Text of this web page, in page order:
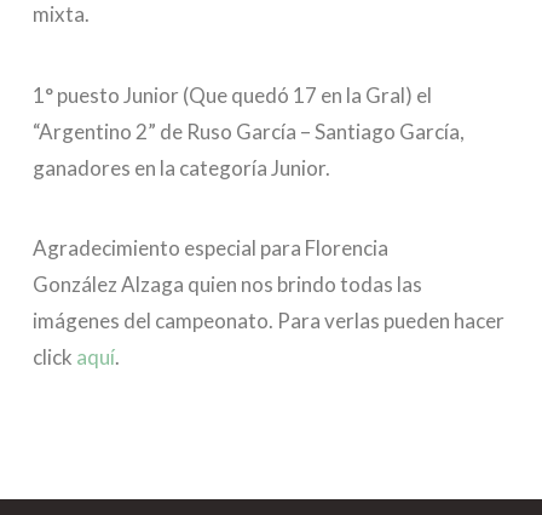
mixta.
1° puesto Junior (Que quedó 17 en la Gral) el
“Argentino 2” de Ruso García – Santiago García,
ganadores en la categoría Junior.
Agradecimiento especial para Florencia
González Alzaga quien nos brindo todas las
imágenes del campeonato. Para verlas pueden hacer
click aquí.